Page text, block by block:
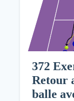
372
Retour
balle